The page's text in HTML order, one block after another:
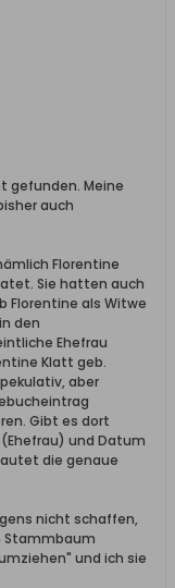
gefunden. Meine
auch
Florentine
Sie hatten auch
Florentine als Witwe
den
Ehefrau
Klatt geb.
aber
Gibt es dort
und Datum
die genaue
nicht schaffen,
Stammbaum
und ich sie